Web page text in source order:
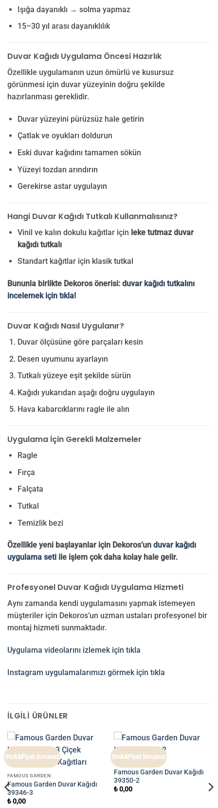
Işığa dayanıklı → solma yapmaz
15–30 yıl arası dayanıklılık
Duvar Kağıdı Uygulama Öncesi Hazırlık
Özellikle uygulamanın uzun ömürlü ve kusursuz
görünmesi için duvar yüzeyinin doğru şekilde
hazırlanması gereklidir.
Duvar yüzeyini pürüzsüz hale getirin
Çatlak ve oyukları doldurun
Eski duvar kağıdını tamamen sökün
Yüzeyi tozdan arındırın
Gerekirse astar uygulayın
Hangi Duvar Kağıdı Tutkalı Kullanmalısınız?
Vinil ve kalın dokulu kağıtlar için leke tutmaz duvar
kağıdı tutkalı
Standart kağıtlar için klasik tutkal
Bununla birlikte Dekoros önerisi: duvar kağıdı tutkalını
incelemek için tıkla!
Duvar Kağıdı Nasıl Uygulanır?
Duvar ölçüsüne göre parçaları kesin
Desen uyumunu ayarlayın
Tutkalı yüzeye eşit şekilde sürün
Kağıdı yukarıdan aşağı doğru uygulayın
Hava kabarcıklarını ragle ile alın
Uygulama İçin Gerekli Malzemeler
Ragle
Fırça
Falçata
Tutkal
Temizlik bezi
Özellikle yeni başlayanlar için Dekoros’un duvar kağıdı
uygulama seti ile işlem çok daha kolay hale gelir.
Profesyonel Duvar Kağıdı Uygulama Hizmeti
Aynı zamanda kendi uygulamasını yapmak istemeyen
müşteriler için Dekoros’un uzman ustaları profesyonel bir
montaj hizmeti sunmaktadır.
Uygulama videolarını izlemek için tıkla
Instagram uygulamalarımızı görmek için tıkla
İLGILI ÜRÜNLER
Stok&Fiyat Sorunuz
FAMOUS GARDEN
Famous Garden Duvar Kağıdı
39346-3
₺0,00
Stok&Fiyat Sorunuz
Famous Garden Duvar Kağıdı
39350-2
₺0,00